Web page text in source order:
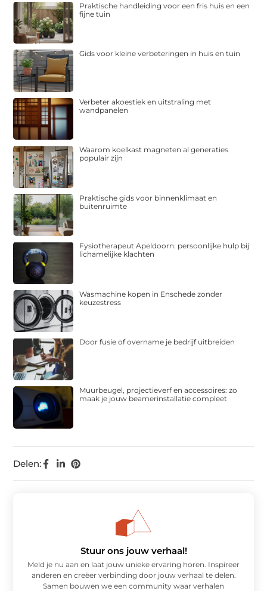
Delen:
Praktische handleiding voor een fris huis en een
fijne tuin
Gids voor kleine verbeteringen in huis en tuin
Verbeter akoestiek en uitstraling met
wandpanelen
Waarom koelkast magneten al generaties
populair zijn
Praktische gids voor binnenklimaat en
buitenruimte
Fysiotherapeut Apeldoorn: persoonlijke hulp bij
lichamelijke klachten
Wasmachine kopen in Enschede zonder
keuzestress
Door fusie of overname je bedrijf uitbreiden
Muurbeugel, projectieverf en accessoires: zo
maak je jouw beamerinstallatie compleet
Stuur ons jouw verhaal!
Meld je nu aan en laat jouw unieke ervaring horen. Inspireer
anderen en creëer verbinding door jouw verhaal te delen.
Samen bouwen we een community waar verhalen